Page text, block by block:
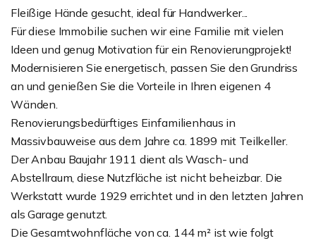
Fleißige Hände gesucht, ideal für Handwerker...
Für diese Immobilie suchen wir eine Familie mit vielen
Ideen und genug Motivation für ein Renovierungprojekt!
Modernisieren Sie energetisch, passen Sie den Grundriss
an und genießen Sie die Vorteile in Ihren eigenen 4
Wänden.
Renovierungsbedürftiges Einfamilienhaus in
Massivbauweise aus dem Jahre ca. 1899 mit Teilkeller.
Der Anbau Baujahr 1911 dient als Wasch- und
Abstellraum, diese Nutzfläche ist nicht beheizbar. Die
Werkstatt wurde 1929 errichtet und in den letzten Jahren
als Garage genutzt.
Die Gesamtwohnfläche von ca. 144 m² ist wie folgt